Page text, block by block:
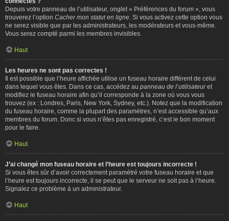
Depuis votre panneau de l’utilisateur, onglet « Préférences du forum », vous
trouverez l’option Cacher mon statut en ligne . Si vous activez cette option vous
ne serez visible que par les administrateurs, les modérateurs et vous-même.
Vous serez compté parmi les membres invisibles.
Haut
Les heures ne sont pas correctes !
Il est possible que l’heure affichée utilise un fuseau horaire différent de celui
dans lequel vous êtes. Dans ce cas, accédez au panneau de l’utilisateuret
modifiez le fuseau horaire afin qu’il corresponde à la zone où vous vous
trouvez (ex : Londres, Paris, New York, Sydney, etc.). Notez que la modification
du fuseau horaire, comme la plupart des paramètres, n’est accessible qu’aux
membres du forum. Donc si vous n’êtes pas enregistré, c’est le bon moment
pour le faire.
Haut
J’ai changé mon fuseau horaire et l’heure est toujours incorrecte !
Si vous êtes sûr d’avoir correctement paramétré votre fuseau horaire et que
l’heure est toujours incorrecte, il se peut que le serveur ne soit pas à l’heure.
Signalez ce problème à un administrateur.
Haut